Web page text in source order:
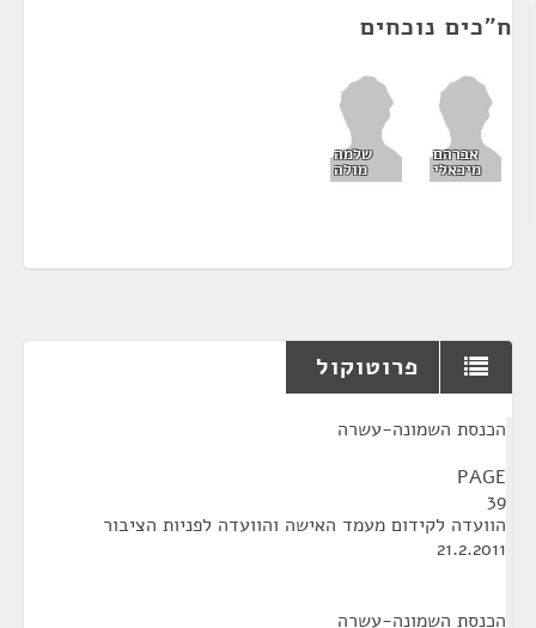
ח"כים נוכחים
אברהם
מיכאלי
שלמה
מולה
פרוטוקול
הכנסת השמונה-עשרה
PAGE
39
הוועדה לקידום מעמד האישה והוועדה לפניות הציבור
21.2.2011
הכנסת השמונה-עשרה